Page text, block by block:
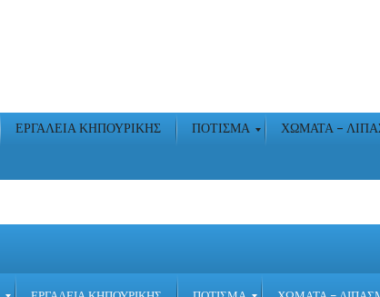
ΕΡΓΑΛΕΙΑ ΚΗΠΟΥΡΙΚΗΣ ΠΟΤΙΣΜΑ ΧΩΜΑΤΑ –